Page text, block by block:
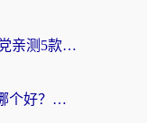
雷神手游和快喵好用吗？海外党亲测5款回国加速器，附斧牛Bling对比+微信视频号解决办法
海外党纠结ChickCN和小黑牛哪个好？一篇帮你选对回国加速器的实用指南